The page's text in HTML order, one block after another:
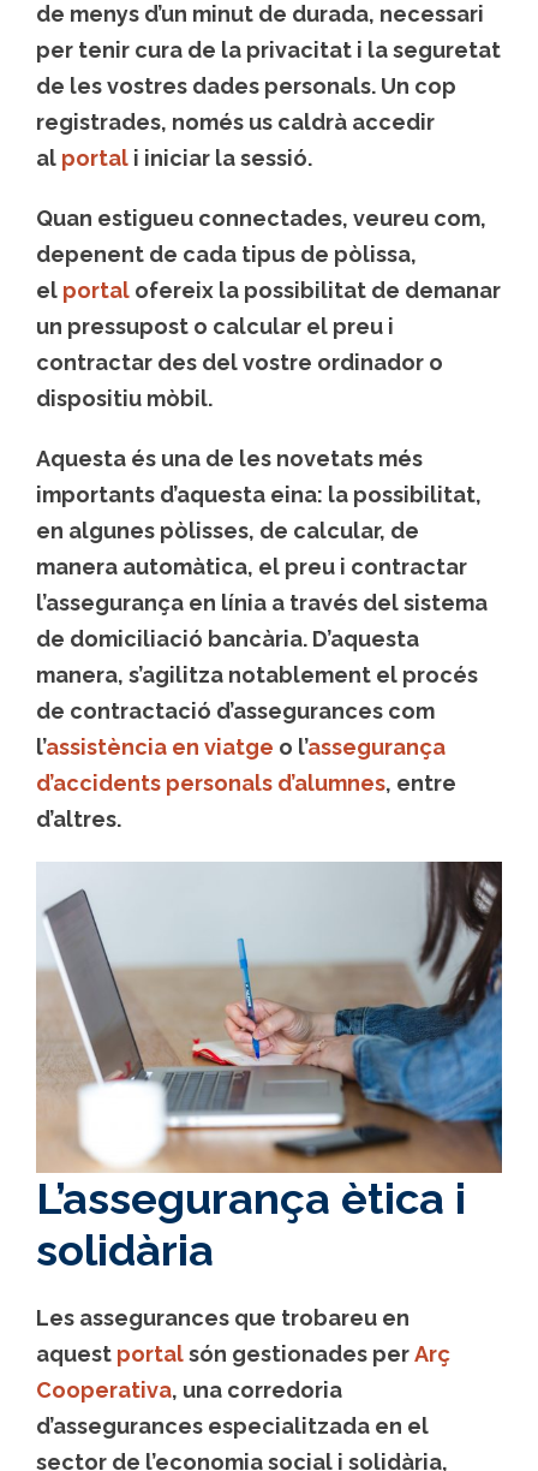
de menys d’un minut de durada, necessari
per tenir cura de la privacitat i la seguretat
de les vostres dades personals. Un cop
registrades, només us caldrà accedir
al portal i iniciar la sessió.
Quan estigueu connectades, veureu com,
depenent de cada tipus de pòlissa,
el portal ofereix la possibilitat de demanar
un pressupost o calcular el preu i
contractar des del vostre ordinador o
dispositiu mòbil.
Aquesta és una de les novetats més
importants d’aquesta eina: la possibilitat,
en algunes pòlisses, de calcular, de
manera automàtica, el preu i contractar
l’assegurança en línia a través del sistema
de domiciliació bancària. D’aquesta
manera, s’agilitza notablement el procés
de contractació d’assegurances com
l’assistència en viatge o l’assegurança
d’accidents personals d’alumnes, entre
d’altres.
L’assegurança ètica i
solidària
Les assegurances que trobareu en
aquest portalsón gestionades perArç
Cooperativa, una corredoria
d’assegurances especialitzada en el
sector de l’economia social i solidària,